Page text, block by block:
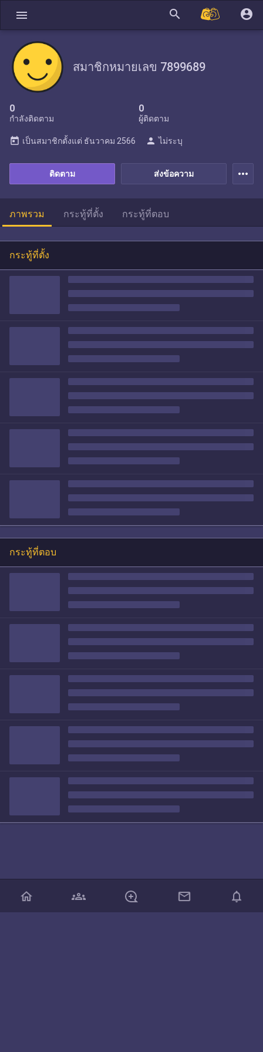
menu search account_circle
สมาชิกหมายเลข 7899689
0
กำลังติดตาม
0
ผู้ติดตาม
ส่งข้อความ
ติดตาม
today เป็นสมาชิกตั้งแต่ ธันวาคม 2566 person ไม่ระบุ
more_horiz
ภาพรวม กระทู้ที่ตั้ง กระทู้ที่ตอบ
กระทู้ที่ตั้ง
กระทู้ที่ตอบ